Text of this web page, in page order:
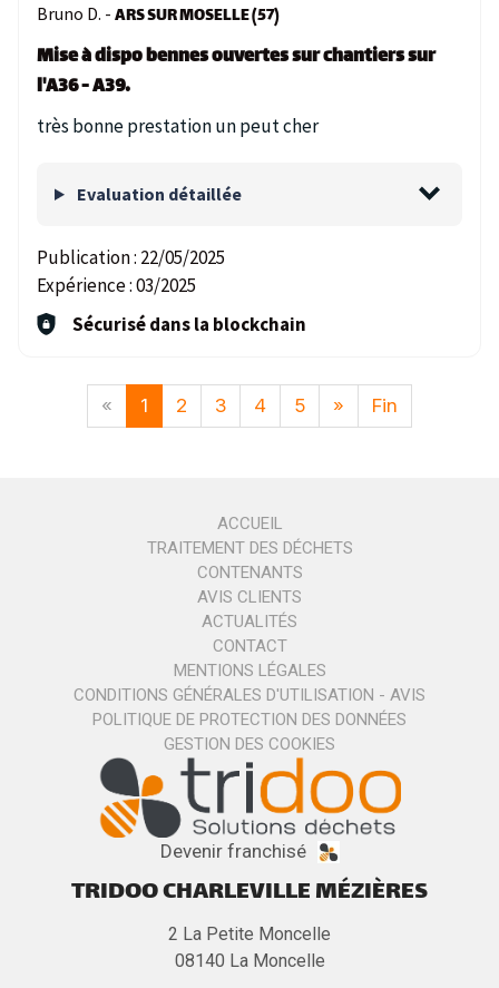
Bruno D. - ARS SUR MOSELLE (57)
Mise à dispo bennes ouvertes sur chantiers sur
l'A36 - A39.
très bonne prestation un peut cher
Evaluation détaillée
Publication : 22/05/2025
Expérience :03/2025
Sécurisé dans la blockchain
« 1 2 3 4 5 » Fin
ACCUEIL
TRAITEMENT DES DÉCHETS
CONTENANTS
AVIS CLIENTS
ACTUALITÉS
CONTACT
MENTIONS LÉGALES
CONDITIONS GÉNÉRALES D'UTILISATION - AVIS
POLITIQUE DE PROTECTION DES DONNÉES
GESTION DES COOKIES
Devenir franchisé
TRIDOO CHARLEVILLE MÉZIÈRES
2 La Petite Moncelle
08140 La Moncelle